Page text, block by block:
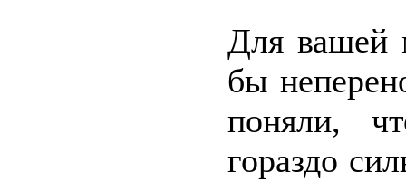
Для вашей
бы
поняли,
гораздо